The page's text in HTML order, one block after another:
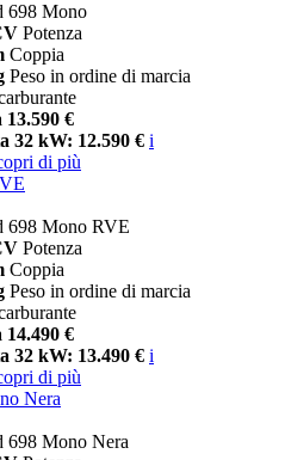
698 Mono
Potenza
Coppia
Peso in ordine di marcia
€
32 kW: 12.590 € i
di più
698 Mono RVE
Potenza
Coppia
Peso in ordine di marcia
€
32 kW: 13.490 € i
di più
Nera
698 Mono Nera